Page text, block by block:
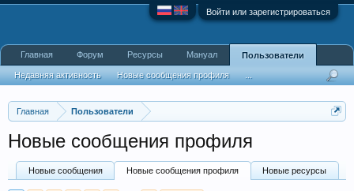
Войти или зарегистрироваться
Главная Пользователи
Новые сообщения профиля
Новые сообщения Новые сообщения профиля Новые ресурсы
Главная Форум Ресурсы Мануал Пользователи
Недавняя активность Новые сообщения профиля